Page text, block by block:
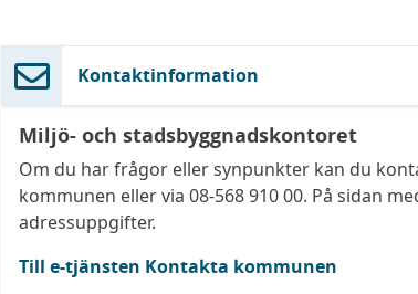
Kontaktinformation
Miljö- och stadsbyggnadskontoret
Om du har frågor eller synpunkter kan du
kommunen eller via 08-568 910 00. På sidan
adressuppgifter.
Till e-tjänsten Kontakta kommunen